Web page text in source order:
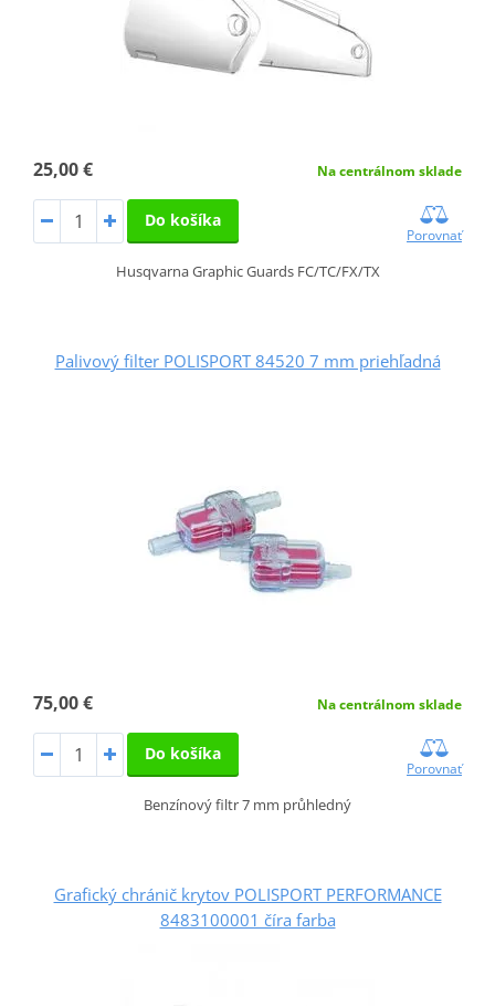
25,00 € Na centrálnom sklade
Do košíka
Porovnať
Husqvarna Graphic Guards FC/TC/FX/TX
Palivový filter POLISPORT 84520 7 mm priehľadná
75,00 € Na centrálnom sklade
Do košíka
Porovnať
Benzínový filtr 7 mm průhledný
Grafický chránič krytov POLISPORT PERFORMANCE
8483100001 číra farba